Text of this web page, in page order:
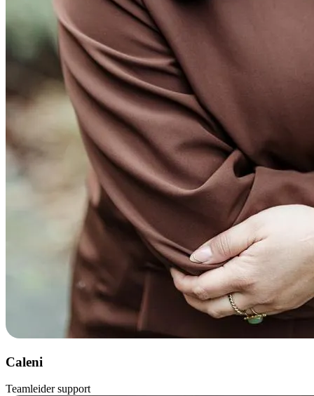
Caleni
Teamleider support